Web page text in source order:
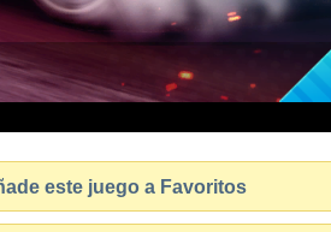
este juego a Favoritos